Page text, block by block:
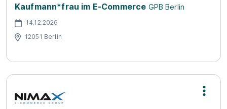
Kaufmann*frau im E-Commerce GPB Berlin
14.12.2026
12051 Berlin